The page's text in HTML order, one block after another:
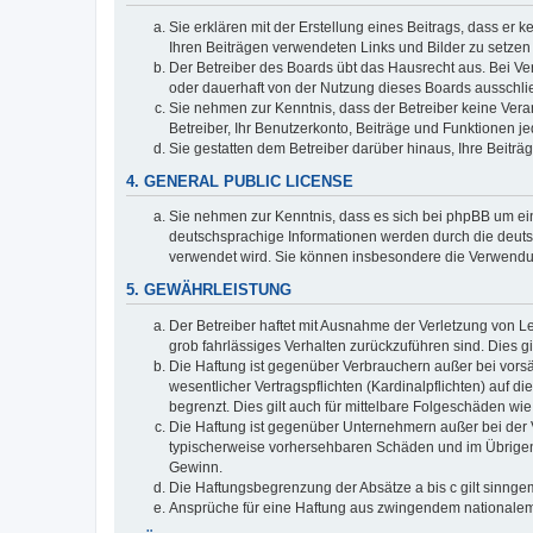
Sie erklären mit der Erstellung eines Beitrags, dass er
Ihren Beiträgen verwendeten Links und Bilder zu
Der Betreiber des Boards übt das Hausrecht aus. Bei
oder dauerhaft von der Nutzung dieses Boards
Sie nehmen zur Kenntnis, dass der Betreiber keine
Betreiber, Ihr Benutzerkonto, Beiträge und Funktionen
Sie gestatten dem Betreiber darüber hinaus, Ihre
4. GENERAL PUBLIC LICENSE
Sie nehmen zur Kenntnis, dass es sich bei phpBB um
deutschsprachige Informationen werden durch die
verwendet wird. Sie können insbesondere die
5. GEWÄHRLEISTUNG
Der Betreiber haftet mit Ausnahme der Verletzung von
grob fahrlässiges Verhalten zurückzuführen sind. Dies
Die Haftung ist gegenüber Verbrauchern außer bei
wesentlicher Vertragspflichten (Kardinalpflichten) auf
begrenzt. Dies gilt auch für mittelbare Folgeschäden
Die Haftung ist gegenüber Unternehmern außer bei
typischerweise vorhersehbaren Schäden und im
Gewinn.
Die Haftungsbegrenzung der Absätze a bis c gilt
Ansprüche für eine Haftung aus zwingendem